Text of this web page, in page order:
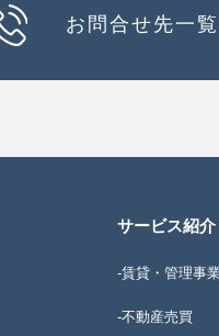
お問合せ先一
サービス紹介
-賃貸・管理事業
-不動産売買